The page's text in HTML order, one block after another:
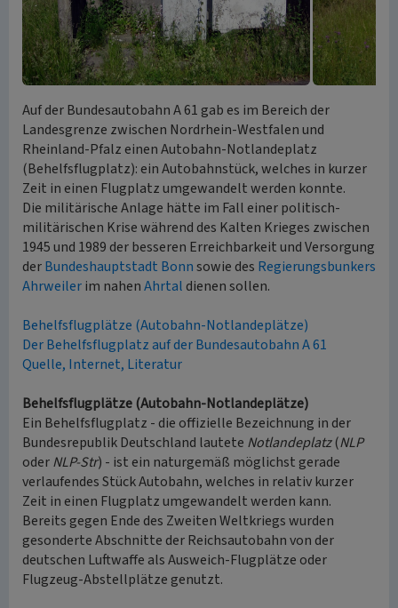
Auf der Bundesautobahn A 61 gab es im Bereich der
Landesgrenze zwischen Nordrhein-Westfalen und
Rheinland-Pfalz einen Autobahn-Notlandeplatz
(Behelfsflugplatz): ein Autobahnstück, welches in kurzer
Zeit in einen Flugplatz umgewandelt werden konnte.
Die militärische Anlage hätte im Fall einer politisch-
militärischen Krise während des Kalten Krieges zwischen
1945 und 1989 der besseren Erreichbarkeit und Versorgung
derBundeshauptstadt Bonnsowie des Regierungsbunkers
Ahrweilerim nahenAhrtal dienen sollen.
Behelfsflugplätze (Autobahn-Notlandeplätze)
Der Behelfsflugplatz auf der Bundesautobahn A 61
Quelle, Internet, Literatur
Behelfsflugplätze (Autobahn-Notlandeplätze)
Ein Behelfsflugplatz - die offizielle Bezeichnung in der
Bundesrepublik Deutschland lautete Notlandeplatz(NLP
oderNLP-Str) - ist ein naturgemäß möglichst gerade
verlaufendes Stück Autobahn, welches in relativ kurzer
Zeit in einen Flugplatz umgewandelt werden kann.
Bereits gegen Ende des Zweiten Weltkriegs wurden
gesonderte Abschnitte der Reichsautobahn von der
deutschen Luftwaffe als Ausweich-Flugplätze oder
Flugzeug-Abstellplätze genutzt.